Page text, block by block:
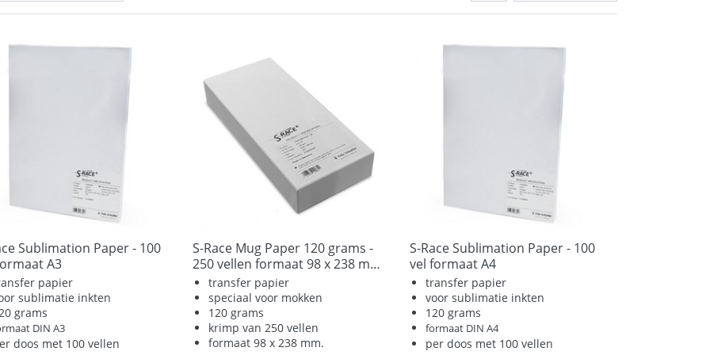
Sublimation Paper - 100
A3
papier
sublimatie inkten
grams
DIN A3
doos met 100 vellen
S-Race Mug Paper 120 grams -
250 vellen formaat 98 x 238 mm.
transfer papier
speciaal voor mokken
120 grams
krimp van 250 vellen
formaat 98 x 238 mm.
S-Race Sublimation Paper - 100
vel formaat A4
transfer papier
voor sublimatie inkten
120 grams
formaat DIN A4
per doos met 100 vellen